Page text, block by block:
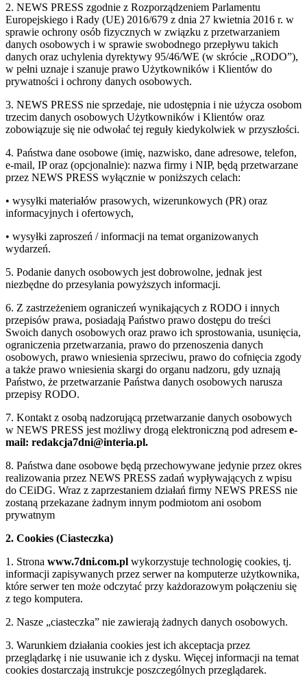
2. NEWS PRESS zgodnie z Rozporządzeniem Parlamentu
Europejskiego i Rady (UE) 2016/679 z dnia 27 kwietnia 2016 r. w
sprawie ochrony osób fizycznych w związku z przetwarzaniem
danych osobowych i w sprawie swobodnego przepływu takich
danych oraz uchylenia dyrektywy 95/46/WE (w skrócie „RODO”),
w pełni uznaje i szanuje prawo Użytkowników i Klientów do
prywatności i ochrony danych osobowych.
3. NEWS PRESS nie sprzedaje, nie udostępnia i nie użycza osobom
trzecim danych osobowych Użytkowników i Klientów oraz
zobowiązuje się nie odwołać tej reguły kiedykolwiek w przyszłości.
4. Państwa dane osobowe (imię, nazwisko, dane adresowe, telefon,
e-mail, IP oraz (opcjonalnie): nazwa firmy i NIP, będą przetwarzane
przez NEWS PRESS wyłącznie w poniższych celach:
• wysyłki materiałów prasowych, wizerunkowych (PR) oraz
informacyjnych i ofertowych,
• wysyłki zaproszeń / informacji na temat organizowanych
wydarzeń.
5. Podanie danych osobowych jest dobrowolne, jednak jest
niezbędne do przesyłania powyższych informacji.
6. Z zastrzeżeniem ograniczeń wynikających z RODO i innych
przepisów prawa, posiadają Państwo prawo dostępu do treści
Swoich danych osobowych oraz prawo ich sprostowania, usunięcia,
ograniczenia przetwarzania, prawo do przenoszenia danych
osobowych, prawo wniesienia sprzeciwu, prawo do cofnięcia zgody
a także prawo wniesienia skargi do organu nadzoru, gdy uznają
Państwo, że przetwarzanie Państwa danych osobowych narusza
przepisy RODO.
7. Kontakt z osobą nadzorującą przetwarzanie danych osobowych
w NEWS PRESS jest możliwy drogą elektroniczną pod adresem e-
mail: redakcja7dni@interia.pl.
8. Państwa dane osobowe będą przechowywane jedynie przez okres
realizowania przez NEWS PRESS zadań wypływających z wpisu
do CEiDG. Wraz z zaprzestaniem działań firmy NEWS PRESS nie
zostaną przekazane żadnym innym podmiotom ani osobom
prywatnym
2. Cookies (Ciasteczka)
1. Strona www.7dni.com.pl wykorzystuje technologię cookies, tj.
informacji zapisywanych przez serwer na komputerze użytkownika,
które serwer ten może odczytać przy każdorazowym połączeniu się
z tego komputera.
2. Nasze „ciasteczka” nie zawierają żadnych danych osobowych.
3. Warunkiem działania cookies jest ich akceptacja przez
przeglądarkę i nie usuwanie ich z dysku. Więcej informacji na temat
cookies dostarczają instrukcje poszczególnych przeglądarek.